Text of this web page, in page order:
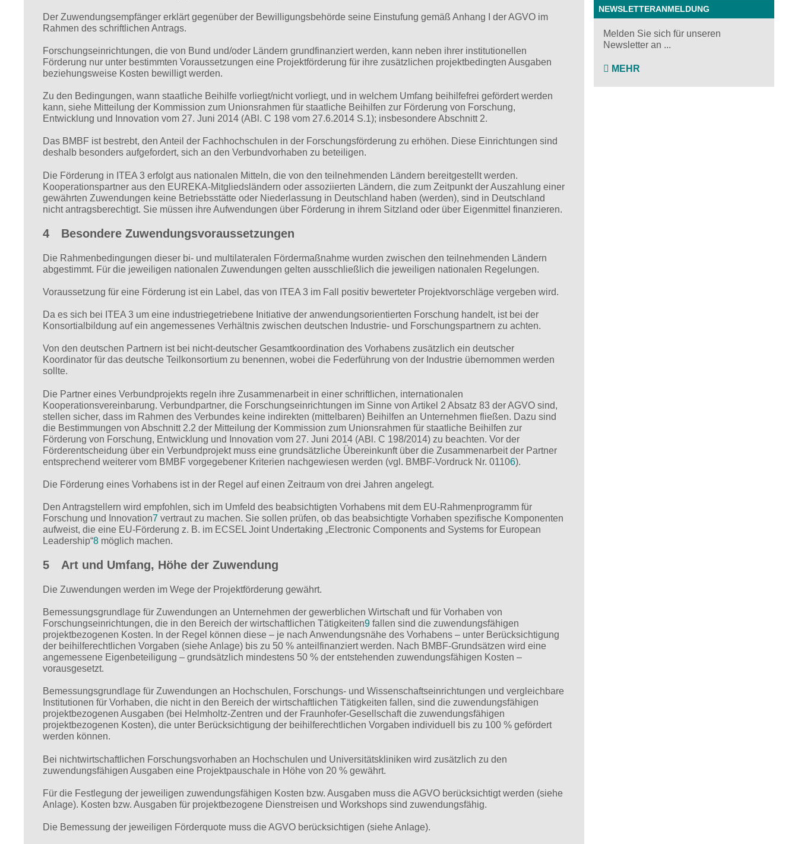
Der Zuwendungsempfänger erklärt gegenüber der Bewilligungsbehörde seine Einstufung gemäß Anhang I der AGVO im
Rahmen des schriftlichen Antrags.
Forschungseinrichtungen, die von Bund und/oder Ländern grundfinanziert werden, kann neben ihrer institutionellen
Förderung nur unter bestimmten Voraussetzungen eine Projektförderung für ihre zusätzlichen projektbedingten Ausgaben
beziehungsweise Kosten bewilligt werden.
Zu den Bedingungen, wann staatliche Beihilfe vorliegt/nicht vorliegt, und in welchem Umfang beihilfefrei gefördert werden
kann, siehe Mitteilung der Kommission zum Unionsrahmen für staatliche Beihilfen zur Förderung von Forschung,
Entwicklung und Innovation vom 27. Juni 2014 (ABl. C 198 vom 27.6.2014 S.1); insbesondere Abschnitt 2.
Das BMBF ist bestrebt, den Anteil der Fachhochschulen in der Forschungsförderung zu erhöhen. Diese Einrichtungen sind
deshalb besonders aufgefordert, sich an den Verbundvorhaben zu beteiligen.
Die Förderung in ITEA 3 erfolgt aus nationalen Mitteln, die von den teilnehmenden Ländern bereitgestellt werden.
Kooperationspartner aus den EUREKA-Mitgliedsländern oder assoziierten Ländern, die zum Zeitpunkt der Auszahlung einer
gewährten Zuwendungen keine Betriebsstätte oder Niederlassung in Deutschland haben (werden), sind in Deutschland
nicht antragsberechtigt. Sie müssen ihre Aufwendungen über Förderung in ihrem Sitzland oder über Eigenmittel finanzieren.
4 Besondere Zuwendungsvoraussetzungen
Die Rahmenbedingungen dieser bi- und multilateralen Fördermaßnahme wurden zwischen den teilnehmenden Ländern
abgestimmt. Für die jeweiligen nationalen Zuwendungen gelten ausschließlich die jeweiligen nationalen Regelungen.
Voraussetzung für eine Förderung ist ein Label, das von ITEA 3 im Fall positiv bewerteter Projektvorschläge vergeben wird.
Da es sich bei ITEA 3 um eine industriegetriebene Initiative der anwendungsorientierten Forschung handelt, ist bei der
Konsortialbildung auf ein angemessenes Verhältnis zwischen deutschen Industrie- und Forschungspartnern zu achten.
Von den deutschen Partnern ist bei nicht-deutscher Gesamtkoordination des Vorhabens zusätzlich ein deutscher
Koordinator für das deutsche Teilkonsortium zu benennen, wobei die Federführung von der Industrie übernommen werden
sollte.
Die Partner eines Verbundprojekts regeln ihre Zusammenarbeit in einer schriftlichen, internationalen
Kooperationsvereinbarung. Verbundpartner, die Forschungseinrichtungen im Sinne von Artikel 2 Absatz 83 der AGVO sind,
stellen sicher, dass im Rahmen des Verbundes keine indirekten (mittelbaren) Beihilfen an Unternehmen fließen. Dazu sind
die Bestimmungen von Abschnitt 2.2 der Mitteilung der Kommission zum Unionsrahmen für staatliche Beihilfen zur
Förderung von Forschung, Entwicklung und Innovation vom 27. Juni 2014 (ABl. C 198/2014) zu beachten. Vor der
Förderentscheidung über ein Verbundprojekt muss eine grundsätzliche Übereinkunft über die Zusammenarbeit der Partner
entsprechend weiterer vom BMBF vorgegebener Kriterien nachgewiesen werden (vgl. BMBF-Vordruck Nr. 01106).
Die Förderung eines Vorhabens ist in der Regel auf einen Zeitraum von drei Jahren angelegt.
Den Antragstellern wird empfohlen, sich im Umfeld des beabsichtigten Vorhabens mit dem EU-Rahmenprogramm für
Forschung und Innovation7 vertraut zu machen. Sie sollen prüfen, ob das beabsichtigte Vorhaben spezifische Komponenten
aufweist, die eine EU-Förderung z. B. im ECSEL Joint Undertaking „Electronic Components and Systems for European
Leadership“8 möglich machen.
5 Art und Umfang, Höhe der Zuwendung
Die Zuwendungen werden im Wege der Projektförderung gewährt.
Bemessungsgrundlage für Zuwendungen an Unternehmen der gewerblichen Wirtschaft und für Vorhaben von
Forschungseinrichtungen, die in den Bereich der wirtschaftlichen Tätigkeiten9 fallen sind die zuwendungsfähigen
projektbezogenen Kosten. In der Regel können diese – je nach Anwendungsnähe des Vorhabens – unter Berücksichtigung
der beihilferechtlichen Vorgaben (siehe Anlage) bis zu 50 % anteilfinanziert werden. Nach BMBF-Grundsätzen wird eine
angemessene Eigenbeteiligung – grundsätzlich mindestens 50 % der entstehenden zuwendungsfähigen Kosten –
vorausgesetzt.
Bemessungsgrundlage für Zuwendungen an Hochschulen, Forschungs- und Wissenschaftseinrichtungen und vergleichbare
Institutionen für Vorhaben, die nicht in den Bereich der wirtschaftlichen Tätigkeiten fallen, sind die zuwendungsfähigen
projektbezogenen Ausgaben (bei Helmholtz-Zentren und der Fraunhofer-Gesellschaft die zuwendungsfähigen
projektbezogenen Kosten), die unter Berücksichtigung der beihilferechtlichen Vorgaben individuell bis zu 100 % gefördert
werden können.
Bei nichtwirtschaftlichen Forschungsvorhaben an Hochschulen und Universitätskliniken wird zusätzlich zu den
zuwendungsfähigen Ausgaben eine Projektpauschale in Höhe von 20 % gewährt.
Für die Festlegung der jeweiligen zuwendungsfähigen Kosten bzw. Ausgaben muss die AGVO berücksichtigt werden (siehe
Anlage). Kosten bzw. Ausgaben für projektbezogene Dienstreisen und Workshops sind zuwendungsfähig.
Die Bemessung der jeweiligen Förderquote muss die AGVO berücksichtigen (siehe Anlage).
NEWSLETTERANMELDUNG
Melden Sie sich für unseren
Newsletter an ...
MEHR